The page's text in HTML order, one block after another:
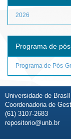
2026
Programa de
Programa de Pós-
Universidade de
Coordenadoria de
(61) 3107-2683
repositorio@unb.br